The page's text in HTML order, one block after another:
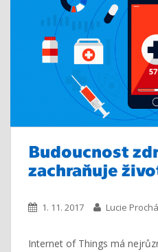
Budoucnost
zachraňuje
1. 11. 2017 Lucie
Internet of Things má